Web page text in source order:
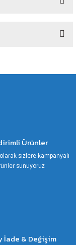
iletebilirsiniz.
Ürünler
sizlere kampanyalı
sunuyoruz
İade & Değişim